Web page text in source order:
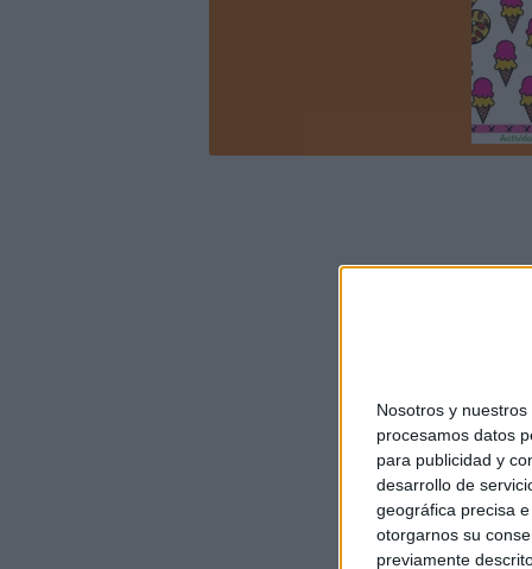
Nosotros y
procesamos datos
para publicidad y
desarrollo de
geográfica precisa
otorgarnos su
previamente